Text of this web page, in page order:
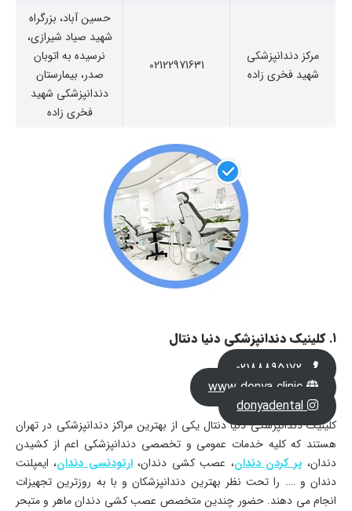
مرکز دندانپزشکی
شهید فخری زاده
02122971631
حسین آباد، بزرگراه
شهید صیاد شیرازی،
نرسیده به اتوبان
صدر، بیمارستان
دندانپزشکی شهید
فخری زاده
1. کلینیک دندانپزشکی دنیا دنتال
www.donya.clinic
donyadental
کلینیک دندانپزشکی دنیا دنتال یکی از بهترین مراکز دندانپزشکی در تهران
هستند که کلیه خدمات عمومی و تخصصی دندانپزشکی اعم از کشیدن
دندان، پر کردن دندان، عصب کشی دندان،ارتودنسی دندان، ایمپلنت
دندان و …. را تحت نظر بهترین دندانپزشکان و با به روزترین تجهیزات
انجام می دهند. حضور چندین متخصص عصب کشی دندان ماهر و متبحر